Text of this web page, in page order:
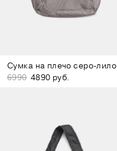
6990 4890 руб.